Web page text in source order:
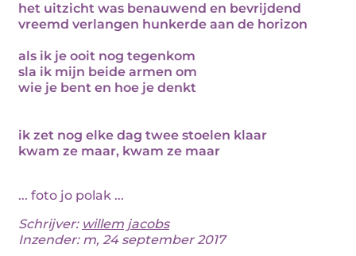
het uitzicht was benauwend en bevrijdend
vreemd verlangen hunkerde aan de horizon
als ik je ooit nog tegenkom
sla ik mijn beide armen om
wie je bent en hoe je denkt
ik zet nog elke dag twee stoelen klaar
kwam ze maar, kwam ze maar
... foto jo polak ...
Schrijver: willem jacobs
Inzender: m, 24 september 2017